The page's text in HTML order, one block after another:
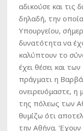
αδικούσε και τις
δηλαδή, την
Υπουργείου,
δυνατότητα να
καλύπτουν το
έχει θέσει και
πράγματι η
ονειρευόμαστε, η
της πόλεως των
θυμίζω ότι
την Αθήνα. Έχουν